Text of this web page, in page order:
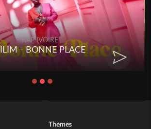
RAP IVOIRE
- BONNE PLACE
Thèmes